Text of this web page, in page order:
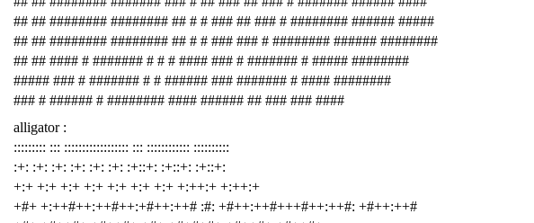
## ## ######## ######## ## # # ### ## ### # ######## ###### #####
## ## ######## ######## ## # # ### ### # ######## ###### ########
## ## #### # ####### # # # #### ### # ####### # ##### ########
##### ### # ####### # # ###### ### ####### # #### ########
### # ###### # ######## #### ###### ## ### ### ####
alligator :
::::::::: ::: :::::::::::::::::: ::: :::::::::::: ::::::::::
:+: :+: :+: :+: :+: :+: :+::+: :+::+: :+::+:
+:+ +:+ +:+ +:+ +:+ +:+ +:+ +:++:+ +:++:+
+#+ +:++#++:++#++:+#++:++# :#: +#++:++#+++#++:++#: +#++:++#